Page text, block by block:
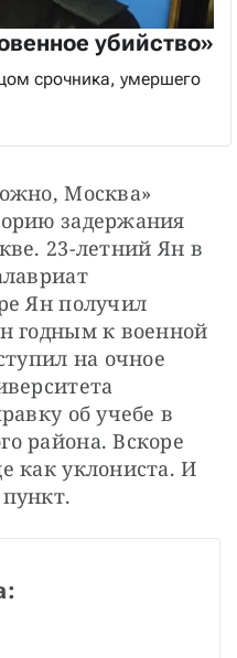
убийство»
срочника, умершего
Москва»
задержания
23-летний Ян в
Ян получил
годным к военной
на очное
об учебе в
района. Вскоре
как уклониста. И